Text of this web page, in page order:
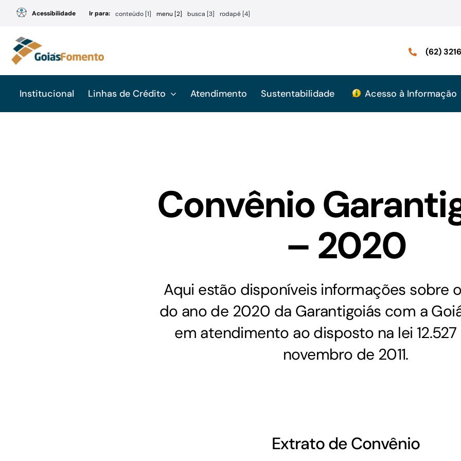
conteúdo
Acessibilidade Ir para: conteúdo [1] menu [2] busca [3] rodapé [4]
(62)
Institucional Linhas de Crédito
manutenção de estoques e despesas operacionais
GoiásFomento Investimento
realizar obras, dentre outros serviços
Repasse
Atendimento Sustentabilidade Acesso à Informação
Convênio
– 2020
Aqui estão disponíveis informações sobre
do ano de 2020 da Garantigoiás com a
em atendimento ao disposto na lei 12.527
novembro de 2011.
Extrato de Convênio